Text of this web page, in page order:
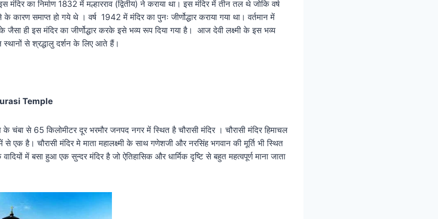
मंदिर का निर्माण 1832 में मल्हारराव (द्वितीय) ने कराया था। इस मंदिर में तीन तल थे जोकि वर्ष
समाप्त हो गये थे । वर्ष 1942 में मंदिर का पुनः जीर्णोद्धार कराया गया था। वर्तमान में
के जैसा ही इस मंदिर का जीर्णोद्धार करके इसे भव्य रूप दिया गया है। आज देवी लक्ष्मी के इस भव्य
से श्रद्धालु दर्शन के लिए आते हैं।
Temple
के चंबा से 65 किलोमीटर दूर भरमौर जनपद नगर में स्थित है चौरासी मंदिर । चौरासी मंदिर हिमाचल
एक है। चौरासी मंदिर मे माता महालक्ष्मी के साथ गणेशजी और नरसिंह भगवान की मूर्ति भी स्थित
में बसा हुआ एक सुन्दर मंदिर है जो ऐतिहासिक और धार्मिक दृष्टि से बहुत महत्वपूर्ण माना जाता